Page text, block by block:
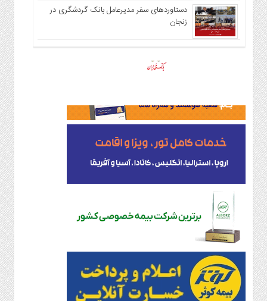
دستاوردهای سفر مدیرعامل بانک گردشگری در
زنجان